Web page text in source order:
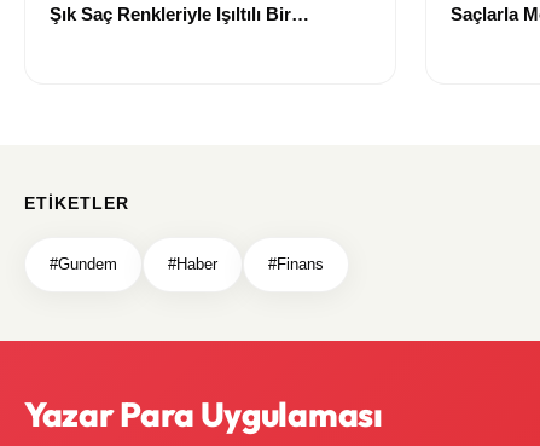
Şık Saç Renkleriyle Işıltılı Bir
Saçlarla
ETIKETLER
#Gundem #Haber #Finans
Yazar Para Uygulaması